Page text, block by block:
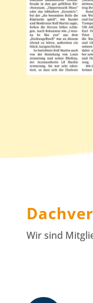
Wir sind